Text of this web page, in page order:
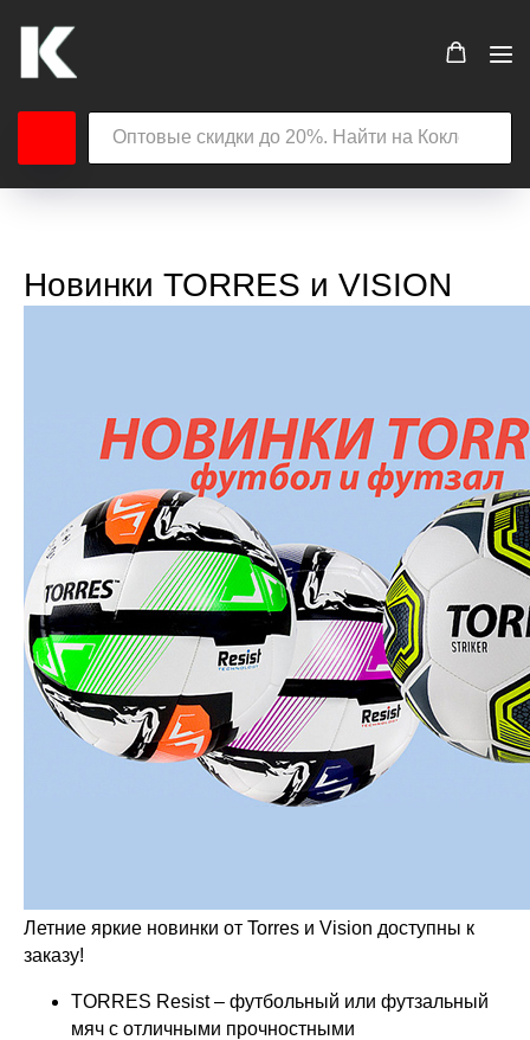
Новинки TORRES и VISION
Летние яркие новинки от Torres и Vision доступны к
заказу!
TORRES Resist – футбольный или футзальный
мяч с отличными прочностными